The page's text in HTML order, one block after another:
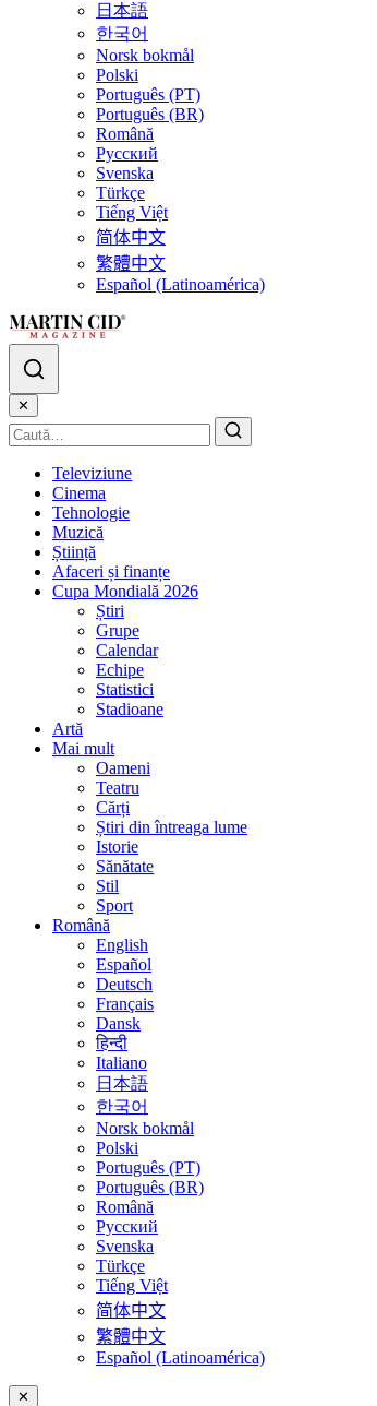
日本語
한국어
Norsk bokmål
Polski
Português (PT)
Português (BR)
Română
Русский
Svenska
Türkçe
Tiếng Việt
简体中文
繁體中文
Español (Latinoamérica)
✕
Televiziune
Cinema
Tehnologie
Muzică
Știință
Afaceri și finanțe
Cupa Mondială 2026
Știri
Grupe
Calendar
Echipe
Statistici
Stadioane
Artă
Mai mult
Oameni
Teatru
Cărți
Știri din întreaga lume
Istorie
Sănătate
Stil
Sport
Română
English
Español
Deutsch
Français
Dansk
हिन्दी
Italiano
日本語
한국어
Norsk bokmål
Polski
Português (PT)
Português (BR)
Română
Русский
Svenska
Türkçe
Tiếng Việt
简体中文
繁體中文
Español (Latinoamérica)
✕